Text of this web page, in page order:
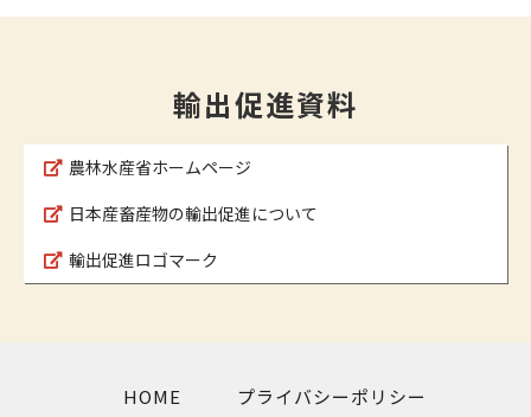
輸出促進資料
農林水産省ホームページ
日本産畜産物の輸出促進について
輸出促進ロゴマーク
HOME プライバシーポリシー